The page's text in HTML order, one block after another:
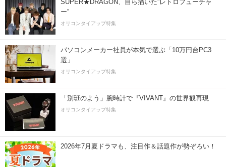
SUPER★DRAGON、自ら描いた”レトロフューチャ
ー”
オリコンタイアップ特集
パソコンメーカー社員が本気で選ぶ「10万円台PC3
選」
オリコンタイアップ特集
「別班のよう」腕時計で『VIVANT』の世界観再現
オリコンタイアップ特集
2026年7月夏ドラマも、注目作＆話題作が勢ぞろい！